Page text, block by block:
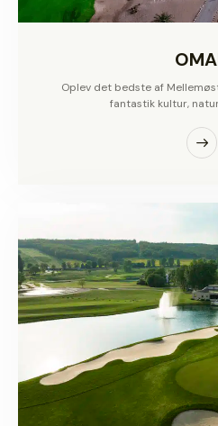
Oplev det bedste af
fantastik kultur,